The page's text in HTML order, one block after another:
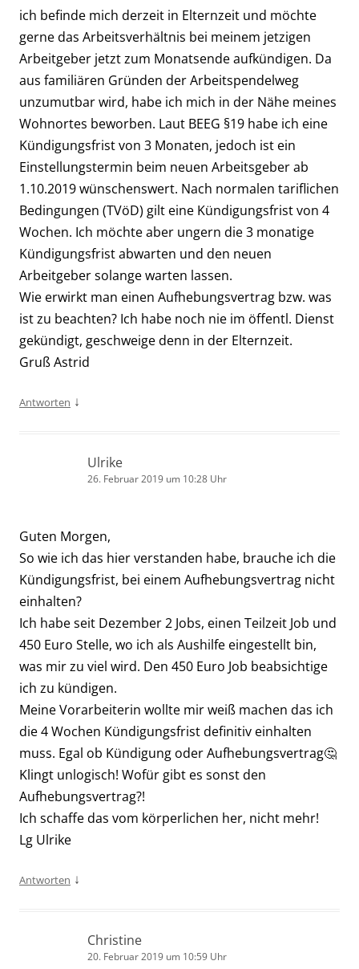
ich befinde mich derzeit in Elternzeit und möchte
gerne das Arbeitsverhältnis bei meinem jetzigen
Arbeitgeber jetzt zum Monatsende aufkündigen. Da
aus familiären Gründen der Arbeitspendelweg
unzumutbar wird, habe ich mich in der Nähe meines
Wohnortes beworben. Laut BEEG §19 habe ich eine
Kündigungsfrist von 3 Monaten, jedoch ist ein
Einstellungstermin beim neuen Arbeitsgeber ab
1.10.2019 wünschenswert. Nach normalen tariflichen
Bedingungen (TVöD) gilt eine Kündigungsfrist von 4
Wochen. Ich möchte aber ungern die 3 monatige
Kündigungsfrist abwarten und den neuen
Arbeitgeber solange warten lassen.
Wie erwirkt man einen Aufhebungsvertrag bzw. was
ist zu beachten? Ich habe noch nie im öffentl. Dienst
gekündigt, geschweige denn in der Elternzeit.
Gruß Astrid
Antworten ↓
Ulrike
26. Februar 2019 um 10:28 Uhr
Guten Morgen,
So wie ich das hier verstanden habe, brauche ich die
Kündigungsfrist, bei einem Aufhebungsvertrag nicht
einhalten?
Ich habe seit Dezember 2 Jobs, einen Teilzeit Job und
450 Euro Stelle, wo ich als Aushilfe eingestellt bin,
was mir zu viel wird. Den 450 Euro Job beabsichtige
ich zu kündigen.
Meine Vorarbeiterin wollte mir weiß machen das ich
die 4 Wochen Kündigungsfrist definitiv einhalten
muss. Egal ob Kündigung oder Aufhebungsvertrag🤔
Klingt unlogisch! Wofür gibt es sonst den
Aufhebungsvertrag?!
Ich schaffe das vom körperlichen her, nicht mehr!
Lg Ulrike
Antworten ↓
Christine
20. Februar 2019 um 10:59 Uhr